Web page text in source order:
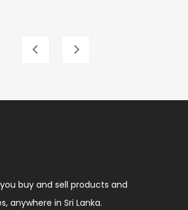
buy and sell products and
anywhere in Sri Lanka.